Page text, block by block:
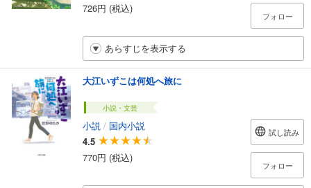
726円 (税込)
フォロー
あらすじを表示する
大江いずこは何処へ旅に
小説・文芸
小説 / 国内小説
4.5
770円 (税込)
試し読み
フォロー